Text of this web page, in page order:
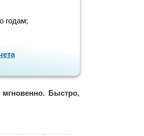
годам;
мгновенно. Быстро,